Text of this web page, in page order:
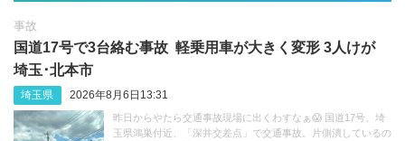
事故
国道17号で3台絡む事故 軽乗用車が大きく変形 3人けが
埼玉･北本市
埼玉県 2026年8月6日13:31
昨日からやたら交通事故現場に出くわすなぁ😱 国道17号、埼
玉県鴻巣付近、「深井交差点」で交通事故。片側潰しているの